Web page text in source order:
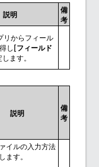
説明
備
考
リからフィール
し[フィールド
ます。
説明
備
考
イルの入力方法
ます。